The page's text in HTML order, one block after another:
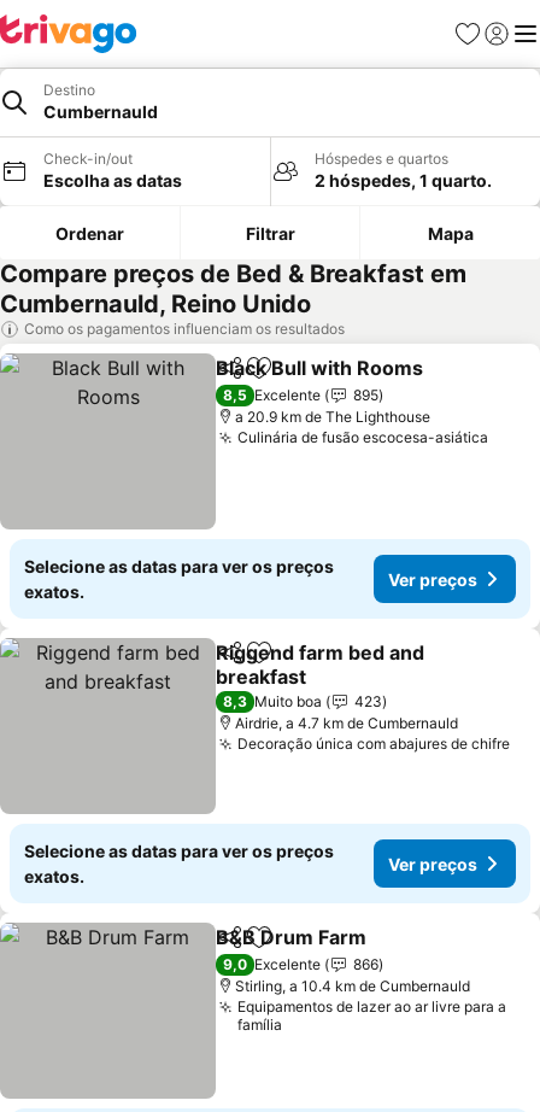
Favoritos
Iniciar
Destino
Cumbernauld
Check-in/out
Escolha as datas
Hóspedes e quartos
2 hóspedes, 1 quarto.
Ordenar Filtrar Mapa
Compare preços de Bed & Breakfast em
Cumbernauld, Reino Unido
Como os pagamentos influenciam os resultados
PartilharAdicionar aos favoritos
Black Bull with Rooms
8,5 Excelente
895
a 20.9 km de The Lighthouse
Culinária de fusão escocesa-asiática
Selecione as datas para ver os preços
exatos.
Ver preços
PartilharAdicionar aos favoritos
Riggend farm bed and
breakfast
Ver preços
8,3 Muito boa
423
Airdrie, a 4.7 km de Cumbernauld
Decoração única com abajures de chifre
Selecione as datas para ver os preços
exatos.
Ver preços
PartilharAdicionar aos favoritos
B&B Drum Farm
9,0 Excelente
866
Stirling, a 10.4 km de Cumbernauld
Equipamentos de lazer ao ar livre para a
família